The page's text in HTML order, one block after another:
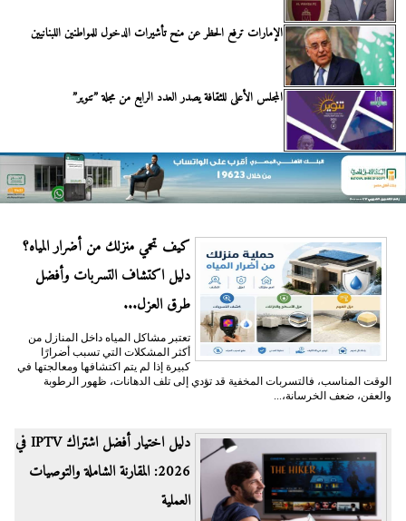
الإمارات ترفع الحظر عن منح تأشيرات الدخول للمواطنين اللبنانيين
المجلس الأعلى للثقافة يصدر العدد الرابع من مجلة ”تنوير”
كيف تحمي منزلك من أضرار المياه؟
دليل اكتشاف التسربات وأفضل
طرق العزل...
تعتبر مشاكل المياه داخل المنازل من
أكثر المشكلات التي تسبب أضرارًا
كبيرة إذا لم يتم اكتشافها ومعالجتها في
الوقت المناسب، فالتسربات المخفية قد تؤدي إلى تلف الدهانات، ظهور الرطوبة
والعفن، ضعف الخرسانة،...
دليل اختيار أفضل اشتراك IPTV في
2026: المقارنة الشاملة والتوصيات
العملية